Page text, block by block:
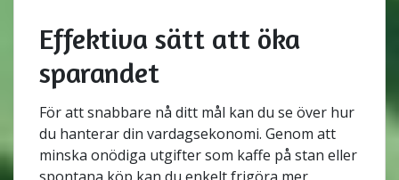
Effektiva sätt att öka
sparandet
För att snabbare nå ditt mål kan du se över hur
du hanterar din vardagsekonomi. Genom att
minska onödiga utgifter som kaffe på stan eller